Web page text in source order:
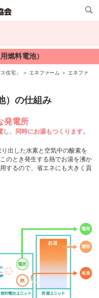
燃料電池）
住宅」 ＞ エネファーム ＞ エネファ
）の仕組み
発電所
、同時にお湯もつくります。
出した水素と空気中の酸素を
のとき発生する熱でお湯を沸か
するので、省エネにも大きく貢